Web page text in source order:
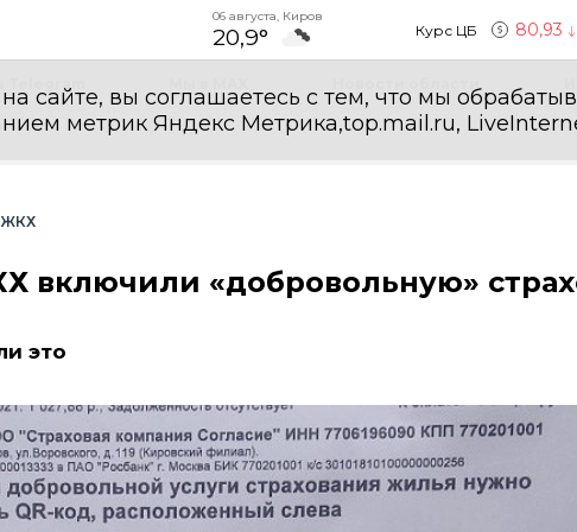
06 августа, Киров
20,9° Курс ЦБ 80,93
сайте, вы соглашаетесь с тем, что мы
метрик Яндекс Метрика,top.mail.ru,
включили «добровольную»
это